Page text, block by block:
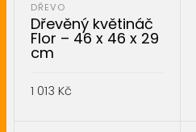
DŘEVO
Dřevěný květináč
Flor – 46 x 46 x 29
cm
1 013 Kč